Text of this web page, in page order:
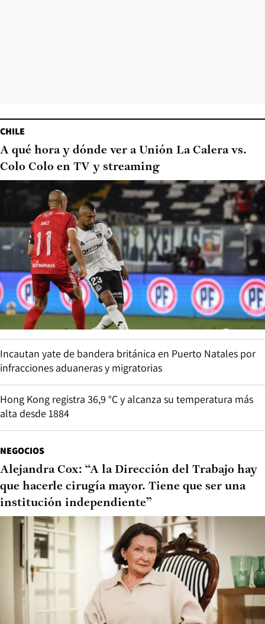
CHILE
A qué hora y dónde ver a Unión La Calera vs.
Colo Colo en TV y streaming
Incautan yate de bandera británica en Puerto Natales por
infracciones aduaneras y migratorias
Hong Kong registra 36,9 °C y alcanza su temperatura más
alta desde 1884
NEGOCIOS
Alejandra Cox: “A la Dirección del Trabajo hay
que hacerle cirugía mayor. Tiene que ser una
institución independiente”